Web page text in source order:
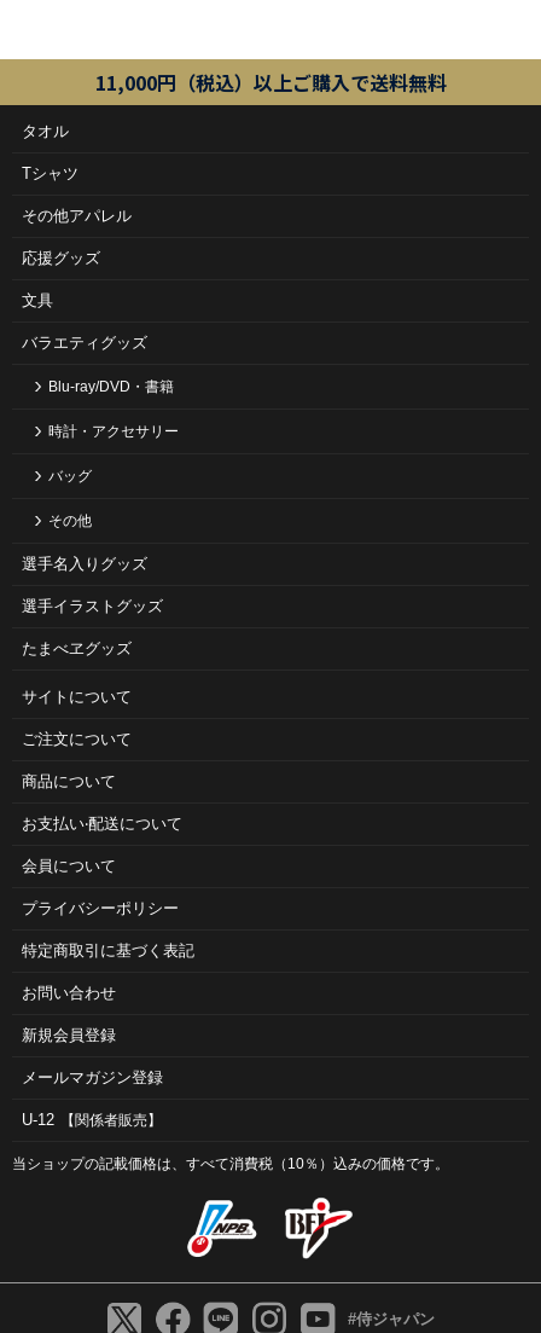
11,000円（税込）以上ご購入で送料無料
タオル
Tシャツ
その他アパレル
応援グッズ
文具
バラエティグッズ
Blu-ray/DVD・書籍
時計・アクセサリー
バッグ
その他
選手名入りグッズ
選手イラストグッズ
たまべヱグッズ
サイトについて
ご注⽂について
商品について
お⽀払い‧配送について
会員について
プライバシーポリシー
特定商取引に基づく表記
お問い合わせ
新規会員登録
メールマガジン登録
U-12 【関係者販売】
当ショップの記載価格は、すべて消費税（10％）込みの価格です。
#侍ジャパン